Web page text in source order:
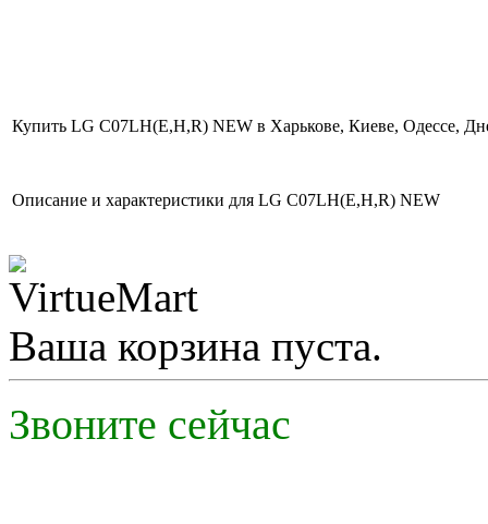
Midea MS11D-
09HRN1
2 290.00 грн.
LG S12AHQ
Купить LG С07LH(E,H,R) NEW в Харькове, Киеве, Одессе,
Описание и характеристики для LG С07LH(E,H,R) NEW
Ваша корзина пуста.
Звоните сейчас